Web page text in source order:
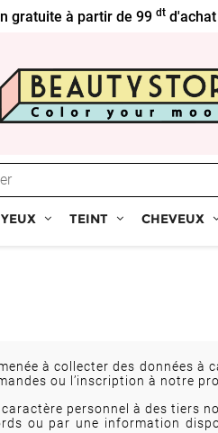
gratuite à partir de 99dt d'achat
YEUX TEINT CHEVEUX
à collecter des données
ou l’inscription à notre
personnel à des tiers
ou par une information